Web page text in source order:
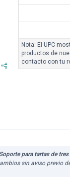
Nota: El UPC
productos de
contacto con tu
para tartas de
sin aviso